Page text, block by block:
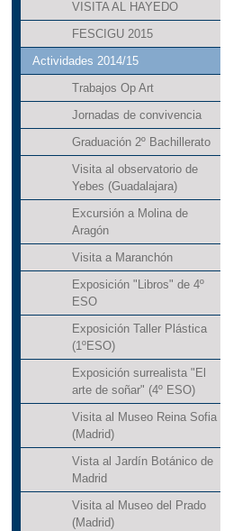
VISITA AL HAYEDO
FESCIGU 2015
Actividades 2014/15
Trabajos Op Art
Jornadas de convivencia
Graduación 2º Bachillerato
Visita al observatorio de
Yebes (Guadalajara)
Excursión a Molina de
Aragón
Visita a Maranchón
Exposición "Libros" de 4º
ESO
Exposición Taller Plástica
(1ºESO)
Exposición surrealista "El
arte de soñar" (4º ESO)
Visita al Museo Reina Sofia
(Madrid)
Vista al Jardín Botánico de
Madrid
Visita al Museo del Prado
(Madrid)